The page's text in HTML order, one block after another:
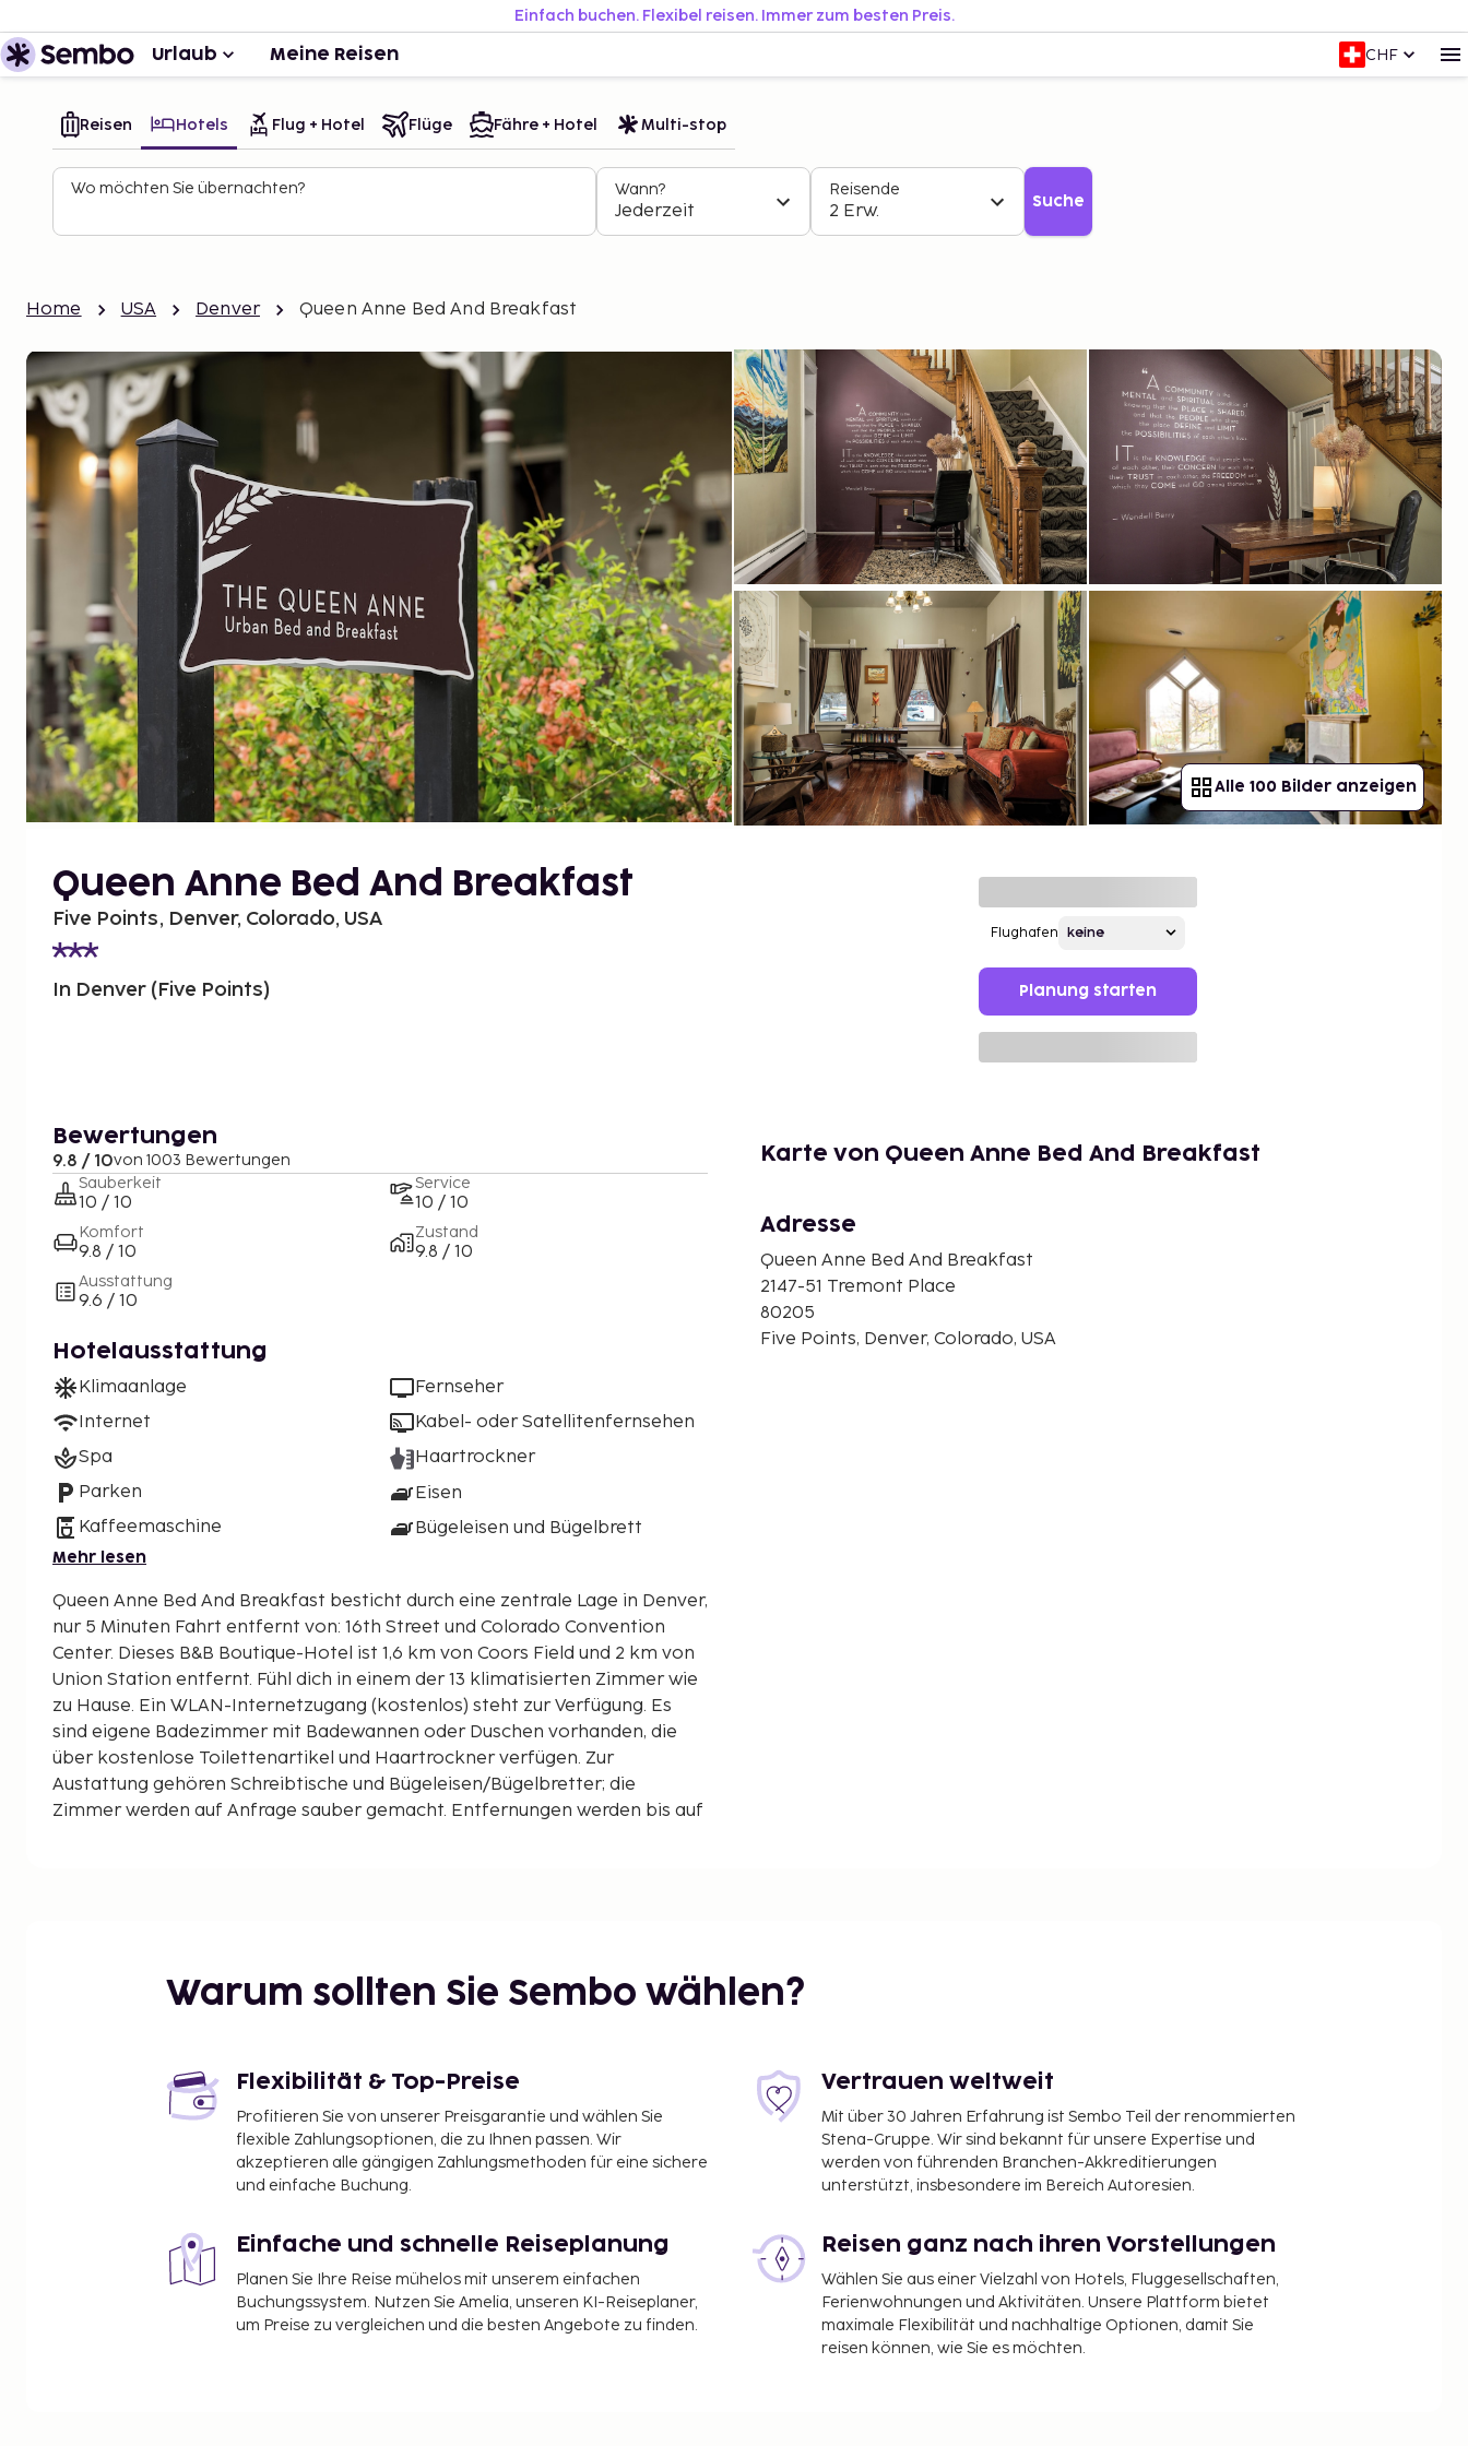
Einfach buchen. Flexibel reisen. Immer zum besten Preis.
Urlaub Meine Reisen CHF
Reisen Hotels Flug + Hotel Flüge Fähre + Hotel Multi-stop
Wo möchten Sie übernachten? Wann?
Jederzeit
Reisende
2 Erw. Suche
Home USA Denver Queen Anne Bed And Breakfast
Alle 100 Bilder anzeigen
Queen Anne Bed And Breakfast
Five Points, Denver, Colorado, USA
In Denver (Five Points)
Flughafen
Planung starten
Bewertungen
9.8 / 10von 1003 Bewertungen
Sauberkeit
10 / 10
Komfort
9.8 / 10
Ausstattung
9.6 / 10
Service
10 / 10
Zustand
9.8 / 10
Hotelausstattung
Klimaanlage
Internet
Spa
Parken
Kaffeemaschine
Fernseher
Kabel- oder Satellitenfernsehen
Haartrockner
Eisen
Bügeleisen und Bügelbrett
Mehr lesen
Queen Anne Bed And Breakfast besticht durch eine zentrale Lage in Denver,
nur 5 Minuten Fahrt entfernt von: 16th Street und Colorado Convention
Center. Dieses B&B Boutique-Hotel ist 1,6 km von Coors Field und 2 km von
Union Station entfernt. Fühl dich in einem der 13 klimatisierten Zimmer wie
zu Hause. Ein WLAN-Internetzugang (kostenlos) steht zur Verfügung. Es
sind eigene Badezimmer mit Badewannen oder Duschen vorhanden, die
über kostenlose Toilettenartikel und Haartrockner verfügen. Zur
Austattung gehören Schreibtische und Bügeleisen/Bügelbretter; die
Zimmer werden auf Anfrage sauber gemacht. Entfernungen werden bis auf
Saint Joseph Hospital – 1,1 km
Coors Field – 1,3 km
Fillmore Auditorium – 1,3 km
Molly Brown House Museum – 1,4 km
Ogden Theater – 1,4 km
Denver City and County Building – 1,5 km
United States Mint – 1,5 km
Ellie Caulkins Opera House – 1,6 km
Die nächsten Flughäfen sind:
Flughafen Rocky Mountain (BJC) – 27,6 km
Flughafen Denver (DEN) – 40,5 km
Karte von Queen Anne Bed And Breakfast
Adresse
Queen Anne Bed And Breakfast
2147-51 Tremont Place
80205
Five Points, Denver, Colorado, USA
Warum sollten Sie Sembo wählen?
Flexibilität & Top-Preise
Profitieren Sie von unserer Preisgarantie und wählen Sie
flexible Zahlungsoptionen, die zu Ihnen passen. Wir
akzeptieren alle gängigen Zahlungsmethoden für eine sichere
und einfache Buchung.
Vertrauen weltweit
Mit über 30 Jahren Erfahrung ist Sembo Teil der renommierten
Stena-Gruppe. Wir sind bekannt für unsere Expertise und
werden von führenden Branchen-Akkreditierungen
unterstützt, insbesondere im Bereich Autoresien.
Einfache und schnelle Reiseplanung
Planen Sie Ihre Reise mühelos mit unserem einfachen
Buchungssystem. Nutzen Sie Amelia, unseren KI-Reiseplaner,
um Preise zu vergleichen und die besten Angebote zu finden.
Reisen ganz nach ihren Vorstellungen
Wählen Sie aus einer Vielzahl von Hotels, Fluggesellschaften,
Ferienwohnungen und Aktivitäten. Unsere Plattform bietet
maximale Flexibilität und nachhaltige Optionen, damit Sie
reisen können, wie Sie es möchten.